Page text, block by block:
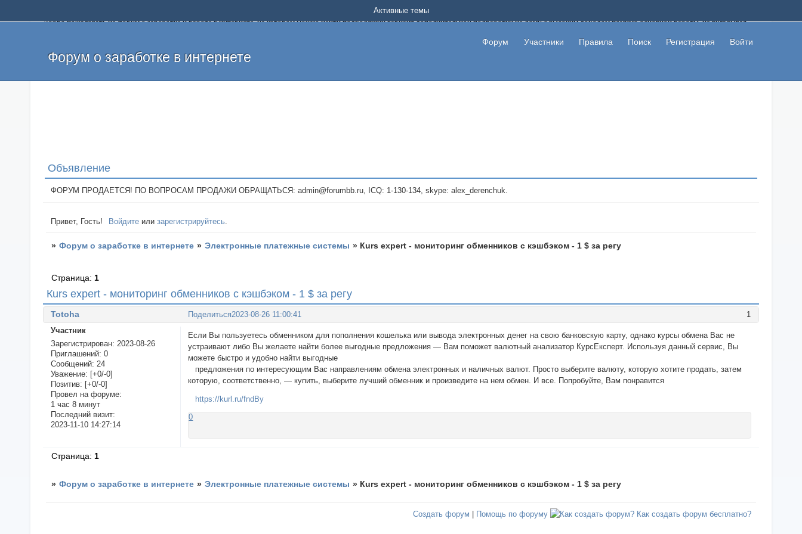
Добро пожаловать на форум о заработке и работе в интернете, на котором можно найти подходящий вариант дополнительной подработки на дому с высоким доходом помимо основной работы, не вкладывая
и оставлять свои отзывы. Если вы знаете, что определенный проект или сайт не платит, то указывайте в теме что это лохотрон, чтобы другие пользователи не попались на развод. Вы сможете начать зарабатывать
легкие деньги без вложений и регистрации уже сегодня. Создавайте новые темы, размещайте объявления со своими пригласительными ссылками и первая прибыль не заставит себя долго ждать.
Форум о заработке в интернете
Форум Участники Правила Поиск Регистрация Войти
Активные темы
Объявление
ФОРУМ ПРОДАЕТСЯ! ПО ВОПРОСАМ ПРОДАЖИ ОБРАЩАТЬСЯ: admin@forumbb.ru, ICQ: 1-130-134, skype: alex_derenchuk.
Привет, Гость! Войдите илизарегистрируйтесь.
» Форум о заработке в интернете » Электронные платежные системы » Кurs expert - мониторинг обменников с кэшбэком - 1 $ за регу
Кurs expert - мониторинг обменников с кэшбэком - 1 $ за регу
Страница: 1
Поделиться 1
2023-08-26 11:00:41
Totoha
Участник
Зарегистрирован: 2023-08-26
Приглашений: 0
Сообщений: 24
Уважение: [+0/-0]
Позитив: [+0/-0]
Провел на форуме:
1 час 8 минут
Последний визит:
2023-11-10 14:27:14
Если Вы пользуетесь обменником для пополнения кошелька или вывода электронных денег на свою банковскую карту, однако курсы обмена Вас не
устраивают либо Вы желаете найти более выгодные предложения — Вам поможет валютный анализатор КурсЕксперт. Используя данный сервис, Вы
можете быстро и удобно найти выгодные
предложения по интересующим Вас направлениям обмена электронных и наличных валют. Просто выберите валюту, которую хотите продать, затем
которую, соответственно, — купить, выберите лучший обменник и произведите на нем обмен. И все. Попробуйте, Вам понравится
https://kurl.ru/fndBy
0
Страница: 1
» Форум о заработке в интернете » Электронные платежные системы » Кurs expert - мониторинг обменников с кэшбэком - 1 $ за регу
Создать форум Помощь по форуму